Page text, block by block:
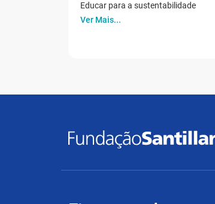
Educar para a sustentabilidade
Ver Mais...